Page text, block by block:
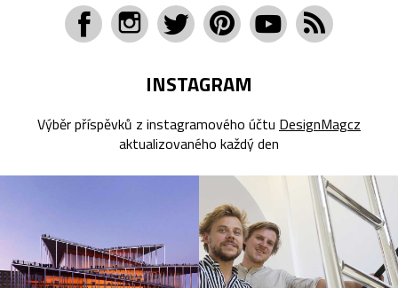
INSTAGRAM
Výběr příspěvků z instagramového účtu DesignMagcz
aktualizovaného každý den